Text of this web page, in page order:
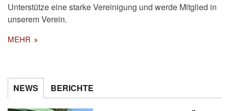
Unterstütze eine starke Vereinigung und werde Mitglied in
unserem Verein.
MEHR
NEWS BERICHTE